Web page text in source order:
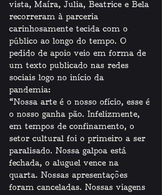
vista, Maíra, Julia, Beatrice e Bela
recorreram à parceria
carinhosamente tecida com o
público ao longo do tempo. O
pedido de apoio veio em forma de
um texto publicado nas redes
sociais logo no início da
pandemia:
“Nossa arte é o nosso ofício, esse é
o nosso ganha pão. Infelizmente,
em tempos de confinamento, o
setor cultural foi o primeiro a ser
paralisado. Nossa galpoa está
fechada, o aluguel vence na
quarta. Nossas apresentações
foram canceladas. Nossas viagens